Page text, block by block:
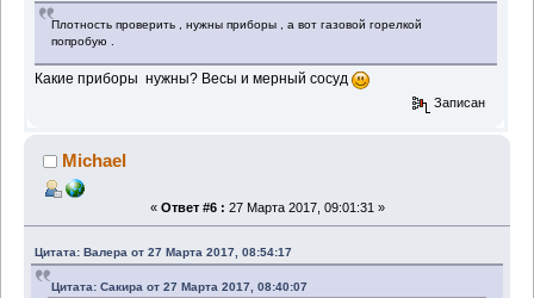
Плотность проверить , нужны приборы , а вот газовой горелкой
попробую .
Какие приборы нужны? Весы и мерный сосуд
Записан
Michael
« Ответ #6 : 27 Марта 2017, 09:01:31 »
Цитата: Валера от 27 Марта 2017, 08:54:17
Цитата: Сакира от 27 Марта 2017, 08:40:07